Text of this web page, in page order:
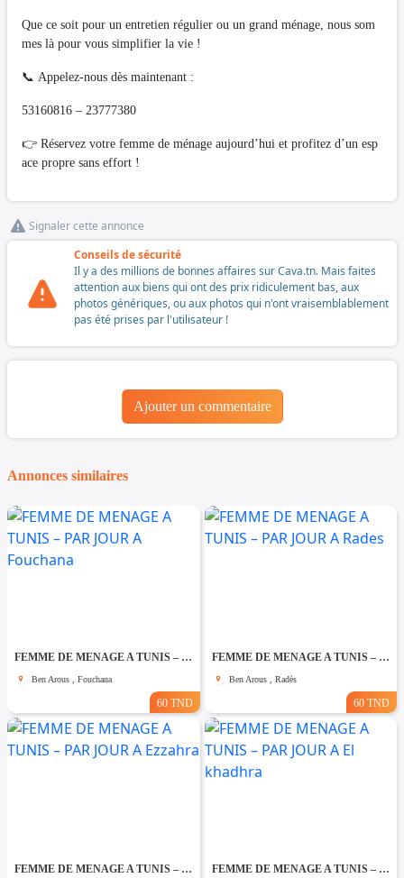
Que ce soit pour un entretien régulier ou un grand ménage, nous som
mes là pour vous simplifier la vie !
📞 Appelez-nous dès maintenant :
53160816 – 23777380
👉 Réservez votre femme de ménage aujourd’hui et profitez d’un esp
ace propre sans effort !
Signaler cette annonce
Conseils de sécurité
Il y a des millions de bonnes affaires sur Cava.tn. Mais faites
attention aux biens qui ont des prix ridiculement bas, aux
photos génériques, ou aux photos qui n'ont vraisemblablement
pas été prises par l'utilisateur !
Ajouter un commentaire
Annonces similaires
FEMME DE MENAGE A TUNIS – PAR JOUR A Fouchana
Ben Arous , Fouchana
60 TND
FEMME DE MENAGE A TUNIS – PAR JOUR A Rades
Ben Arous , Radès
60 TND
FEMME DE MENAGE A TUNIS – PAR JOUR A Ezzahra FEMME DE MENAGE A TUNIS – PAR JOUR A El khadhra